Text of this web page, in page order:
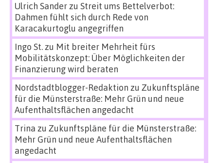
Ulrich Sanderzu Streit ums Bettelverbot:
Dahmen fühlt sich durch Rede von
Karacakurtoglu angegriffen
Ingo St.zu Mit breiter Mehrheit fürs
Mobilitätskonzept: Über Möglichkeiten der
Finanzierung wird beraten
Nordstadtblogger-Redaktion zu Zukunftspläne
für die Münsterstraße: Mehr Grün und neue
Aufenthaltsflächen angedacht
Trina zu Zukunftspläne für die Münsterstraße:
Mehr Grün und neue Aufenthaltsflächen
angedacht